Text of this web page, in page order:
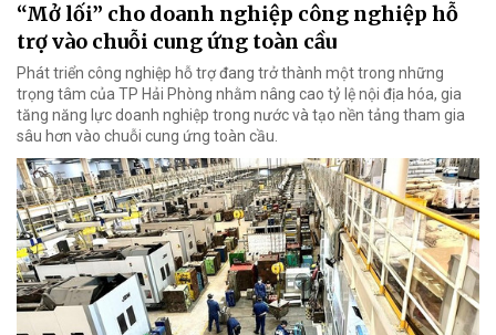
“Mở lối” cho doanh nghiệp công nghiệp hỗ
trợ vào chuỗi cung ứng toàn cầu
Phát triển công nghiệp hỗ trợ đang trở thành một trong những
trọng tâm của TP Hải Phòng nhằm nâng cao tỷ lệ nội địa hóa, gia
tăng năng lực doanh nghiệp trong nước và tạo nền tảng tham gia
sâu hơn vào chuỗi cung ứng toàn cầu.